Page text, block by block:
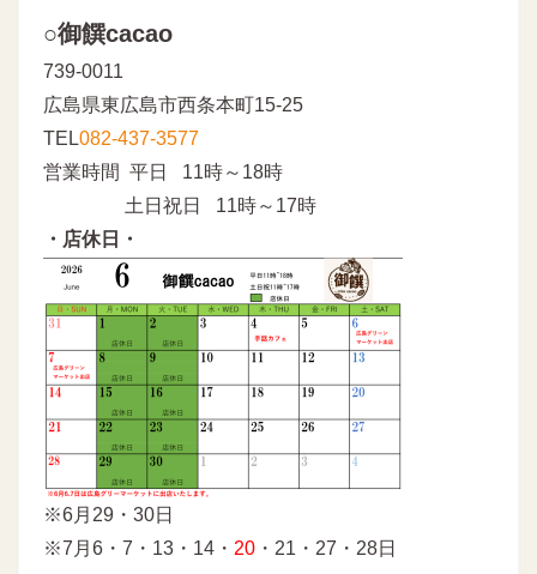
○御饌cacao
739-0011
広島県東広島市西条本町15-25
TEL082-437-3577
営業時間 平日 11時～18時
土日祝日 11時～17時
・店休日・
※6月29・30日
※7月6・7・13・14・ 20 ・21・27・28日